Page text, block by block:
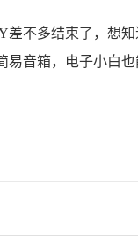
差不多结束了，想
音箱，电子小白也